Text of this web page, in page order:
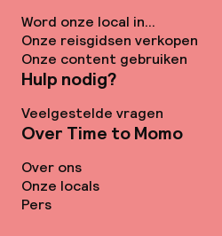
Word onze local in...
Onze reisgidsen verkopen
Onze content gebruiken
Hulp nodig?
Veelgestelde vragen
Over Time to Momo
Over ons
Onze locals
Pers